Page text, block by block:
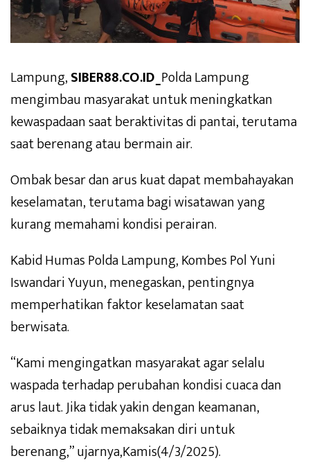
Lampung,SIBER88.CO.ID_Polda Lampung
mengimbau masyarakat untuk meningkatkan
kewaspadaan saat beraktivitas di pantai, terutama
saat berenang atau bermain air.
Ombak besar dan arus kuat dapat membahayakan
keselamatan, terutama bagi wisatawan yang
kurang memahami kondisi perairan.
Kabid Humas Polda Lampung, Kombes Pol Yuni
Iswandari Yuyun, menegaskan, pentingnya
memperhatikan faktor keselamatan saat
berwisata.
“Kami mengingatkan masyarakat agar selalu
waspada terhadap perubahan kondisi cuaca dan
arus laut. Jika tidak yakin dengan keamanan,
sebaiknya tidak memaksakan diri untuk
berenang,” ujarnya,Kamis(4/3/2025).